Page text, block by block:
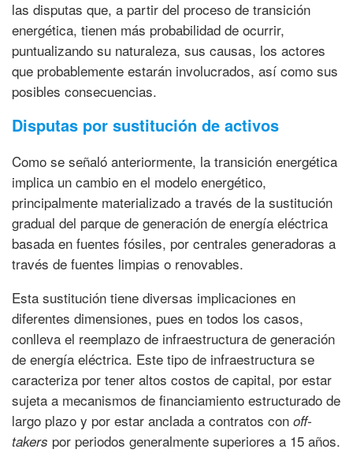
las disputas que, a partir del proceso de transición
energética, tienen más probabilidad de ocurrir,
puntualizando su naturaleza, sus causas, los actores
que probablemente estarán involucrados, así como sus
posibles consecuencias.
Disputas por sustitución de activos
Como se señaló anteriormente, la transición energética
implica un cambio en el modelo energético,
principalmente materializado a través de la sustitución
gradual del parque de generación de energía eléctrica
basada en fuentes fósiles, por centrales generadoras a
través de fuentes limpias o renovables.
Esta sustitución tiene diversas implicaciones en
diferentes dimensiones, pues en todos los casos,
conlleva el reemplazo de infraestructura de generación
de energía eléctrica. Este tipo de infraestructura se
caracteriza por tener altos costos de capital, por estar
sujeta a mecanismos de financiamiento estructurado de
largo plazo y por estar anclada a contratos con off-
takers por periodos generalmente superiores a 15 años.